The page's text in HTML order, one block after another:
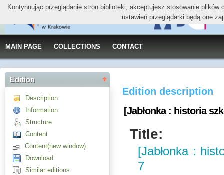
MAIN PAGE COLLECTIONS CONTACT
Edition
Description
Information
Structure
Content
Content(new window)
Download
Similar editions
Edition description
[Jabłonka : historia
Title:
[Jabłonka :
7
Kontynuując przeglądanie stron biblioteki, akceptujesz stosowanie
ustawień przeglądarki będą one